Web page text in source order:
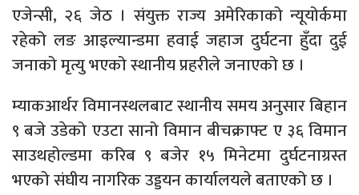
एजेन्सी, २६ जेठ । संयुक्त राज्य अमेरिकाको न्यूयोर्कमा
रहेको लङ आइल्यान्डमा हवाई जहाज दुर्घटना हुँदा दुई
जनाको मृत्यु भएको स्थानीय प्रहरीले जनाएको छ ।
म्याकआर्थर विमानस्थलबाट स्थानीय समय अनुसार बिहान
९ बजे उडेको एउटा सानो विमान बीचक्राफ्ट ए ३६ विमान
साउथहोल्डमा करिब ९ बजेर १५ मिनेटमा दुर्घटनाग्रस्त
भएको संघीय नागरिक उड्डयन कार्यालयले बताएको छ ।